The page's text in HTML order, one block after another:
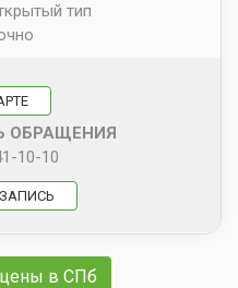
тип
ОБРАЩЕНИЯ
10-10
цены в СПб